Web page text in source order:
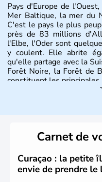
Pays d'Europe de
Mer Baltique, la mer du
C'est le pays le plus
près de 83 millions
l'Elbe, l'Oder sont
y coulent. Elle abrite
qu'elle partage avec la
Forêt Noire, la Forêt de
constituent les principales
lesquelles bénéficient
peut se targuer de grands
les domaines, des arts
philosophie. Hertz,
Herman Hesse ou bien
Carnet de
Curaçao : la petite
envie de prendre le